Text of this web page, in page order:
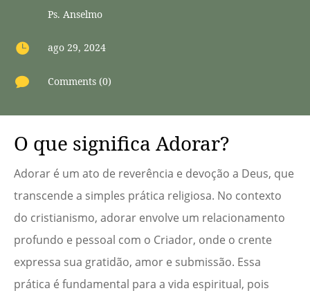
Ps. Anselmo
 ago 29, 2024
 Comments (0)
O que significa Adorar?
Adorar é um ato de reverência e devoção a Deus, que
transcende a simples prática religiosa. No contexto
do cristianismo, adorar envolve um relacionamento
profundo e pessoal com o Criador, onde o crente
expressa sua gratidão, amor e submissão. Essa
prática é fundamental para a vida espiritual, pois